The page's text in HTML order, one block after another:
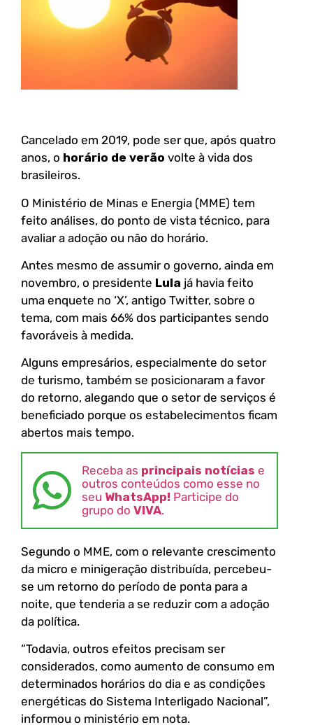
Cancelado em 2019, pode ser que, após quatro
anos, o horário de verão volte à vida dos
brasileiros.
O Ministério de Minas e Energia (MME) tem
feito análises, do ponto de vista técnico, para
avaliar a adoção ou não do horário.
Antes mesmo de assumir o governo, ainda em
novembro, o presidente Lula já havia feito
uma enquete no ‘X’, antigo Twitter, sobre o
tema, com mais 66% dos participantes sendo
favoráveis à medida.
Alguns empresários, especialmente do setor
de turismo, também se posicionaram a favor
do retorno, alegando que o setor de serviços é
beneficiado porque os estabelecimentos ficam
abertos mais tempo.
Receba as principais notícias e
outros conteúdos como esse no
seu WhatsApp! Participe do
grupo do VIVA.
Segundo o MME, com o relevante crescimento
da micro e minigeração distribuída, percebeu-
se um retorno do período de ponta para a
noite, que tenderia a se reduzir com a adoção
da política.
“Todavia, outros efeitos precisam ser
considerados, como aumento de consumo em
determinados horários do dia e as condições
energéticas do Sistema Interligado Nacional”,
informou o ministério em nota.